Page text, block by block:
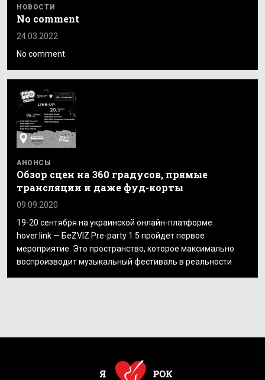
НОВОСТИ
No comment
24.03.2022
No comment
АНОНСЫ
Обзор сцен на 360 градусов, прямые
трансляции и даже фуд-корты
09.09.2020
19-20 сентября на украинской онлайн-платформе
hover.link — БеZVIZ Pre-party 1.5 пройдет первое
мероприятие. Это пространство, которое максимально
воспроизводит музыкальный фестиваль в реальности